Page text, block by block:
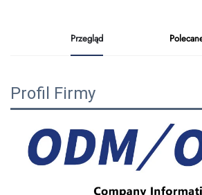
Przegląd
Profil Firmy